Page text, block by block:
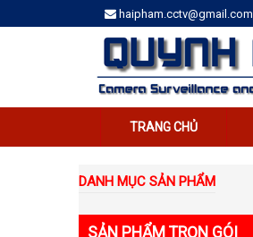
haipham.cctv@gmail.com
TRANG CHỦ
DANH MỤC SẢN PHẨM
SẢN PHẨM TRỌN GÓI